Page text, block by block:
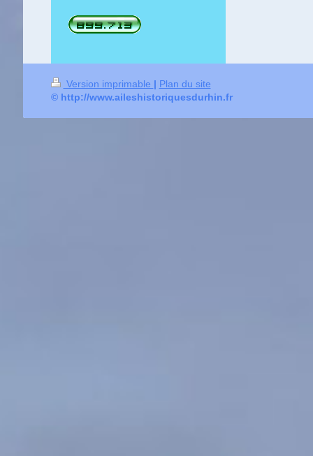
Version imprimable | Plan du site
© http://www.aileshistoriquesdurhin.fr